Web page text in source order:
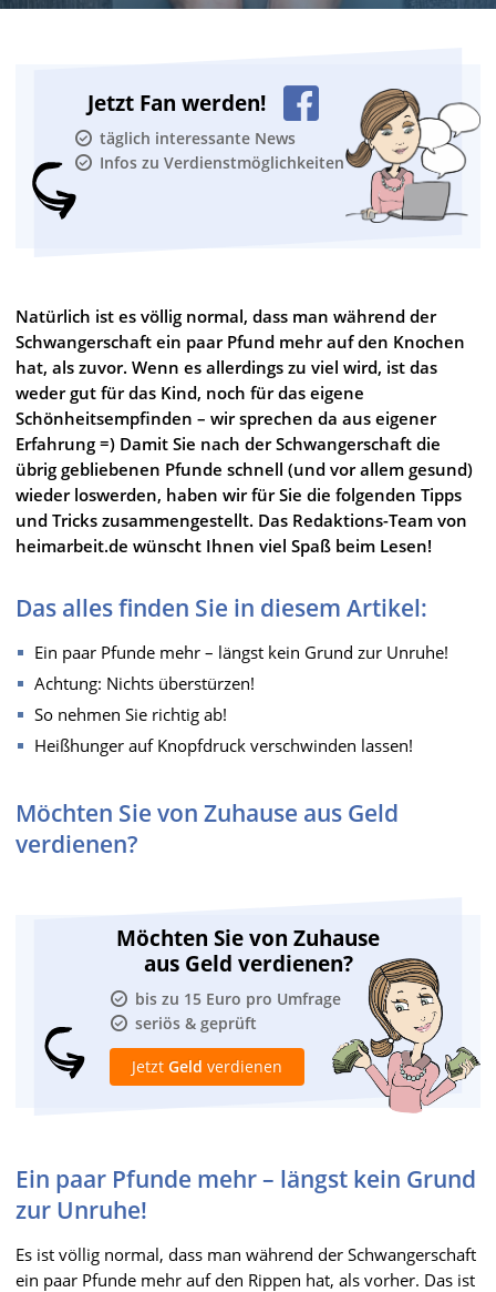
Jetzt Fan werden!
täglich interessante News
Infos zu Verdienstmöglichkeiten
Natürlich ist es völlig normal, dass man während der
Schwangerschaft ein paar Pfund mehr auf den Knochen
hat, als zuvor. Wenn es allerdings zu viel wird, ist das
weder gut für das Kind, noch für das eigene
Schönheitsempfinden – wir sprechen da aus eigener
Erfahrung =) Damit Sie nach der Schwangerschaft die
übrig gebliebenen Pfunde schnell (und vor allem gesund)
wieder loswerden, haben wir für Sie die folgenden Tipps
und Tricks zusammengestellt. Das Redaktions-Team von
heimarbeit.de wünscht Ihnen viel Spaß beim Lesen!
Das alles finden Sie in diesem Artikel:
Ein paar Pfunde mehr – längst kein Grund zur Unruhe!
Achtung: Nichts überstürzen!
So nehmen Sie richtig ab!
Heißhunger auf Knopfdruck verschwinden lassen!
Möchten Sie von Zuhause aus Geld
verdienen?
Möchten Sie von Zuhause
aus Geld verdienen?
bis zu 15 Euro pro Umfrage
seriös & geprüft
Jetzt Geld verdienen
Ein paar Pfunde mehr – längst kein Grund
zur Unruhe!
Es ist völlig normal, dass man während der Schwangerschaft
ein paar Pfunde mehr auf den Rippen hat, als vorher. Das ist